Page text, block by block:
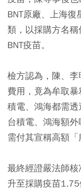
BNT原廠、上海
類，以採購方名
BNT疫苗。
檢方認為，陳、
費用，竟為牟取
積電、鴻海都需
台積電、鴻海額
需付其宣稱高額「
最終經證嚴法師
升至採購疫苗